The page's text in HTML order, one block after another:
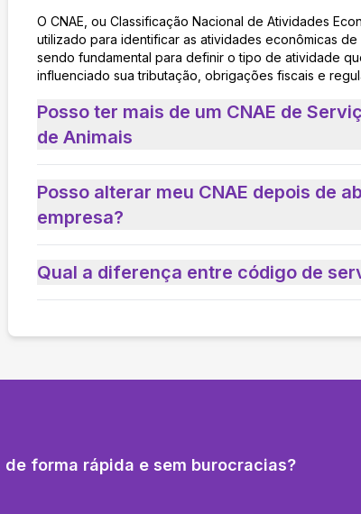
O CNAE, ou Classificação Nacional de Atividades
utilizado para identificar as atividades econômicas de
sendo fundamental para definir o tipo de atividade
influenciado sua tributação, obrigações fiscais e
Posso ter mais de um CNAE de
de Animais
Posso alterar meu CNAE depois de
empresa?
Qual a diferença entre código de
forma rápida e sem burocracias?